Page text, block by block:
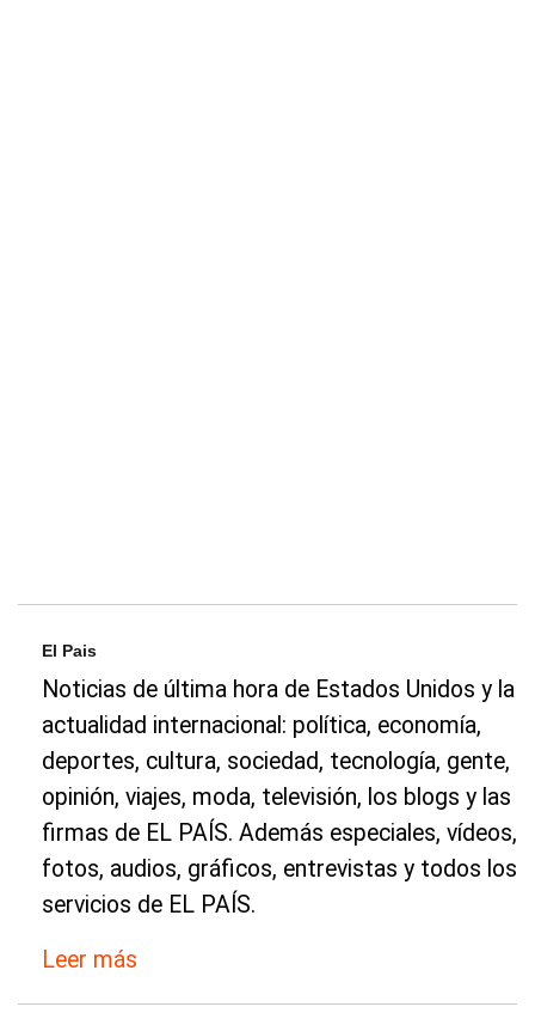
El Pais
Noticias de última hora de Estados Unidos y la
actualidad internacional: política, economía,
deportes, cultura, sociedad, tecnología, gente,
opinión, viajes, moda, televisión, los blogs y las
firmas de EL PAÍS. Además especiales, vídeos,
fotos, audios, gráficos, entrevistas y todos los
servicios de EL PAÍS.
Leer más